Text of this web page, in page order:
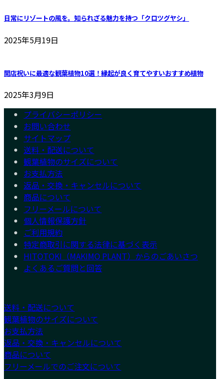
日常にリゾートの風を。知られざる魅力を持つ「クロツグヤシ」
2025年5月19日
開店祝いに最適な観葉植物10選！縁起が良く育てやすいおすすめ植物
2025年3月9日
プライバシーポリシー
お問い合わせ
サイトマップ
送料・配送について
観葉植物のサイズについて
お支払方法
返品・交換・キャンセルについて
商品について
フリーメールについて
個人情報保護方針
ご利用規約
特定商取引に関する法律に基づく表示
HITOTOKI（MAKIMO PLANT）からのごあいさつ
よくあるご質問と回答
送料・配送について
観葉植物のサイズについて
お支払方法
返品・交換・キャンセルについて
商品について
フリーメールでのご注文について